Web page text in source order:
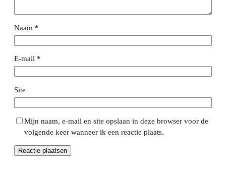
Naam *
E-mail *
Site
Mijn naam, e-mail en site opslaan in deze browser voor de
volgende keer wanneer ik een reactie plaats.